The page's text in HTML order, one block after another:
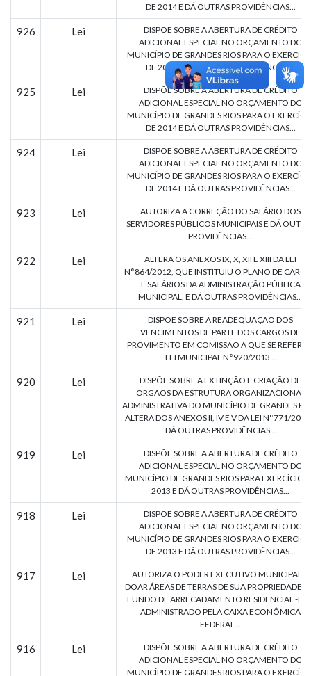
DE 2014 E DÁ OUTRAS PROVIDÊNCIAS...
926 Lei
DISPÕE SOBRE A ABERTURA DE CRÉDITO
ADICIONAL ESPECIAL NO ORÇAMENTO DO
MUNICÍPIO DE GRANDES RIOS PARA O
DE 2014 E DÁ OUTRAS PROVIDÊNCIAS...
925 Lei
DISPÕE SOBRE A ABERTURA DE CRÉDITO
ADICIONAL ESPECIAL NO ORÇAMENTO DO
MUNICÍPIO DE GRANDES RIOS PARA O
DE 2014 E DÁ OUTRAS PROVIDÊNCIAS...
924 Lei
DISPÕE SOBRE A ABERTURA DE CRÉDITO
ADICIONAL ESPECIAL NO ORÇAMENTO DO
MUNICÍPIO DE GRANDES RIOS PARA O
DE 2014 E DÁ OUTRAS PROVIDÊNCIAS...
923 Lei
AUTORIZA A CORREÇÃO DO SALÁRIO DOS
SERVIDORES PÚBLICOS MUNICIPAIS E DÁ
PROVIDÊNCIAS...
922 Lei
ALTERA OS ANEXOS IX, X, XII E XIII DA LEI
N°864/2012, QUE INSTITUIU O PLANO DE
E SALÁRIOS DA ADMINISTRAÇÃO PÚBLICA
MUNICIPAL, E DÁ OUTRAS PROVIDÊNCIAS...
921 Lei
DISPÕE SOBRE A READEQUAÇÃO DOS
VENCIMENTOS DE PARTE DOS CARGOS DE
PROVIMENTO EM COMISSÃO A QUE SE REFERE
LEI MUNICIPAL N°920/2013...
920 Lei
DISPÕE SOBRE A EXTINÇÃO E CRIAÇÃO DE
ORGÃOS DA ESTRUTURA ORGANIZACIONAL
ADMINISTRATIVA DO MUNICÍPIO DE GRANDES
ALTERA DOS ANEXOS II, IV E V DA LEI N°771/2009
DÁ OUTRAS PROVIDÊNCIAS...
919 Lei
DISPÕE SOBRE A ABERTURA DE CRÉDITO
ADICIONAL ESPECIAL NO ORÇAMENTO DO
MUNICÍPIO DE GRANDES RIOS PARA EXERCÍCIO
2013 E DÁ OUTRAS PROVIDÊNCIAS...
918 Lei
DISPÕE SOBRE A ABERTURA DE CRÉDITO
ADICIONAL ESPECIAL NO ORÇAMENTO DO
MUNICÍPIO DE GRANDES RIOS PARA O
DE 2013 E DÁ OUTRAS PROVIDÊNCIAS...
917 Lei
AUTORIZA O PODER EXECUTIVO MUNICIPAL A
DOAR ÁREAS DE TERRAS DE SUA PROPRIEDADE
FUNDO DE ARRECADAMENTO RESIDENCIAL -
ADMINISTRADO PELA CAIXA ECONÔMICA
FEDERAL...
916 Lei
DISPÕE SOBRE A ABERTURA DE CRÉDITO
ADICIONAL ESPECIAL NO ORÇAMENTO DO
MUNICÍPIO DE GRANDES RIOS PARA O